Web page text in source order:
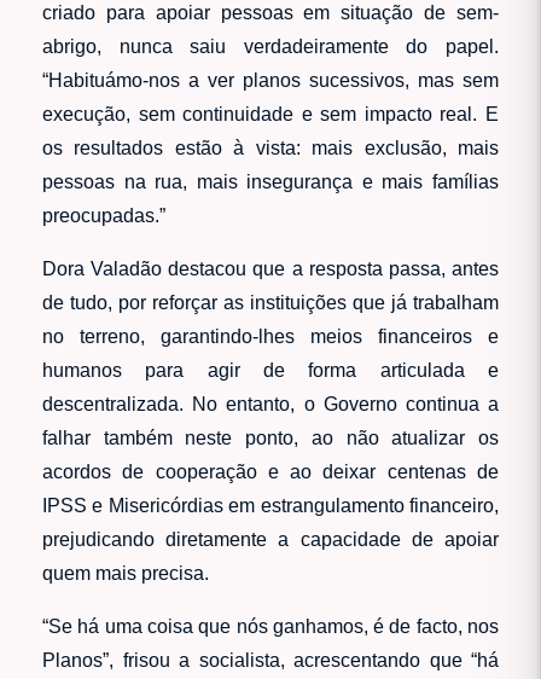
criado para apoiar pessoas em situação de sem-
abrigo, nunca saiu verdadeiramente do papel.
“Habituámo-nos a ver planos sucessivos, mas sem
execução, sem continuidade e sem impacto real. E
os resultados estão à vista: mais exclusão, mais
pessoas na rua, mais insegurança e mais famílias
preocupadas.”
Dora Valadão destacou que a resposta passa, antes
de tudo, por reforçar as instituições que já trabalham
no terreno, garantindo-lhes meios financeiros e
humanos para agir de forma articulada e
descentralizada. No entanto, o Governo continua a
falhar também neste ponto, ao não atualizar os
acordos de cooperação e ao deixar centenas de
IPSS e Misericórdias em estrangulamento financeiro,
prejudicando diretamente a capacidade de apoiar
quem mais precisa.
“Se há uma coisa que nós ganhamos, é de facto, nos
Planos”, frisou a socialista, acrescentando que “há